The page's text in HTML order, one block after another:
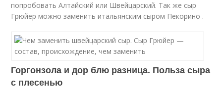
попробовать Алтайский или Швейцарский. Так же сыр
Грюйер можно заменить итальянским сыром Пекорино .
Горгонзола и дор блю разница. Польза сыра
с плесенью